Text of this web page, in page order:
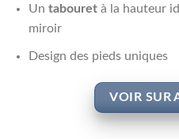
Un tabouretà la hauteur
miroir
Design des pieds uniques
VOIR SUR